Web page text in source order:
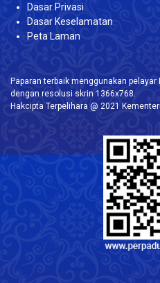
Dasar Privasi
Dasar Keselamatan
Peta Laman
Paparan terbaik menggunakan
dengan resolusi skrin 1366x768.
Hakcipta Terpelihara @ 2021